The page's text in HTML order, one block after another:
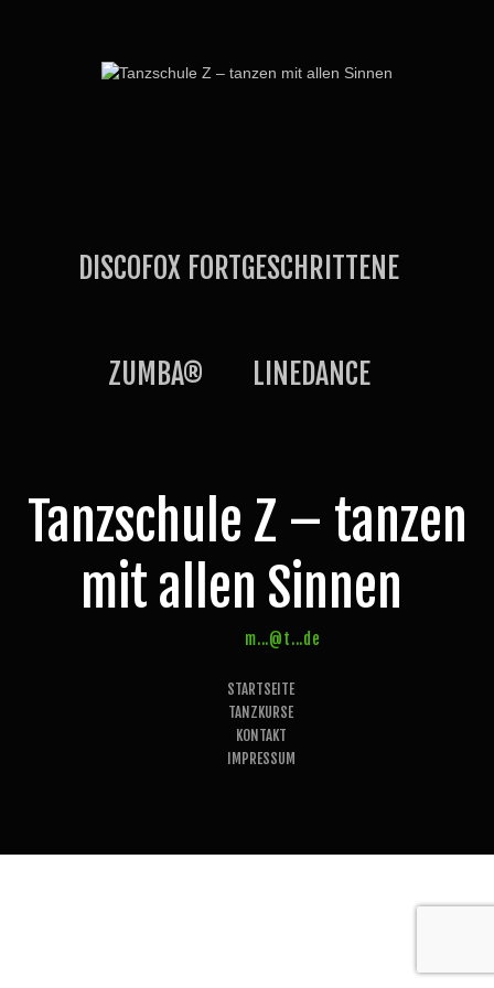
DISCOFOX FORTGESCHRITTENE
ZUMBA® LINEDANCE
Tanzschule Z – tanzen
mit allen Sinnen
m...@t...de
STARTSEITE
TANZKURSE
KONTAKT
IMPRESSUM